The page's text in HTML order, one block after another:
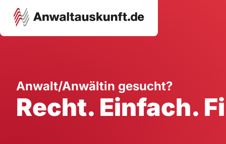
Ausbildung
Handwerk
Dienstleistung
Anwalt/Anwältin gesucht?
Recht. Einfach.